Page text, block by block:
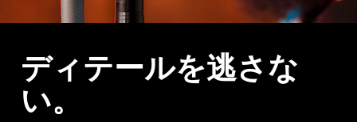
ディテールを逃さな
い。